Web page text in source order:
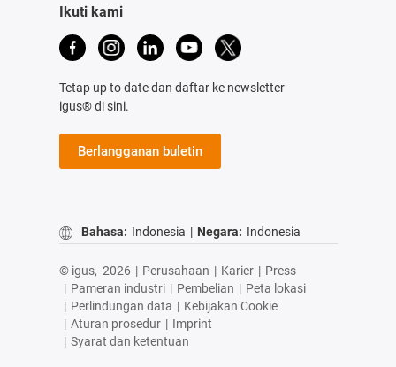
Ikuti kami
Tetap up to date dan daftar ke newsletter
igus® di sini.
Berlangganan buletin
Bahasa: Indonesia | Negara: Indonesia
© igus, 2026 | Perusahaan | Karier | Press
| Pameran industri | Pembelian | Peta lokasi
| Perlindungan data | Kebijakan Cookie
| Aturan prosedur | Imprint
| Syarat dan ketentuan